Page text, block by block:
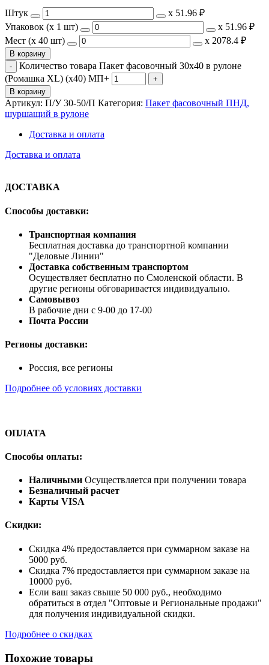
Штук х 51.96 ₽
Упаковок (x 1 шт)
х 51.96 ₽
Мест (x 40 шт)
х 2078.4 ₽
В корзину
Количество товара Пакет фасовочный 30x40 в рулоне
(Ромашка XL) (х40) МП+
В корзину
Артикул: П/У 30-50/П Категория: Пакет фасовочный ПНД,
шуршащий в рулоне
Доставка и оплата
Доставка и оплата
ДОСТАВКА
Способы доставки:
Транспортная компания
Бесплатная доставка до транспортной компании
"Деловые Линии"
Доставка собственным транспортом
Осуществляет бесплатно по Смоленской области. В
другие регионы обговаривается индивидуально.
Самовывоз
В рабочие дни с 9-00 до 17-00
Почта России
Регионы доставки:
Россия, все регионы
Подробнее об условиях доставки
ОПЛАТА
Способы оплаты:
Наличными Осуществляется при получении товара
Безналичный расчет
Карты VISA
Скидки:
Скидка 4% предоставляется при суммарном заказе на
5000 руб.
Скидка 7% предоставляется при суммарном заказе на
10000 руб.
Если ваш заказ свыше 50 000 руб., необходимо
обратиться в отдел "Оптовые и Региональные продажи"
для получения индивидуальной скидки.
Подробнее о скидках
Похожие товары